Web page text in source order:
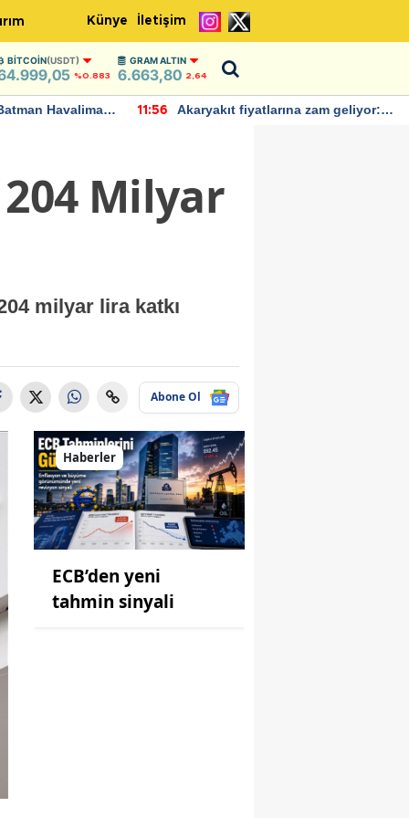
Künye İletişim
BITCOIN(USDT)
%0.883
GRAM ALTIN
6.663,80 2,64
Havalimanı
11:56
Akaryakıt fiyatlarına zam geliyor:
Milyar
milyar lira katkı
Abone Ol
Haberler
ECB’den yeni
tahmin sinyali